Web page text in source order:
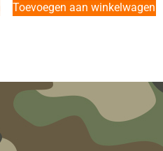
Toevoegen aan winkelwagen